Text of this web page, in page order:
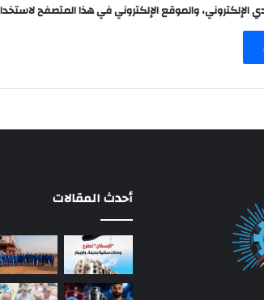
الإلكتروني، والموقع الإلكتروني في هذا المتصفح
أحدث المقالات